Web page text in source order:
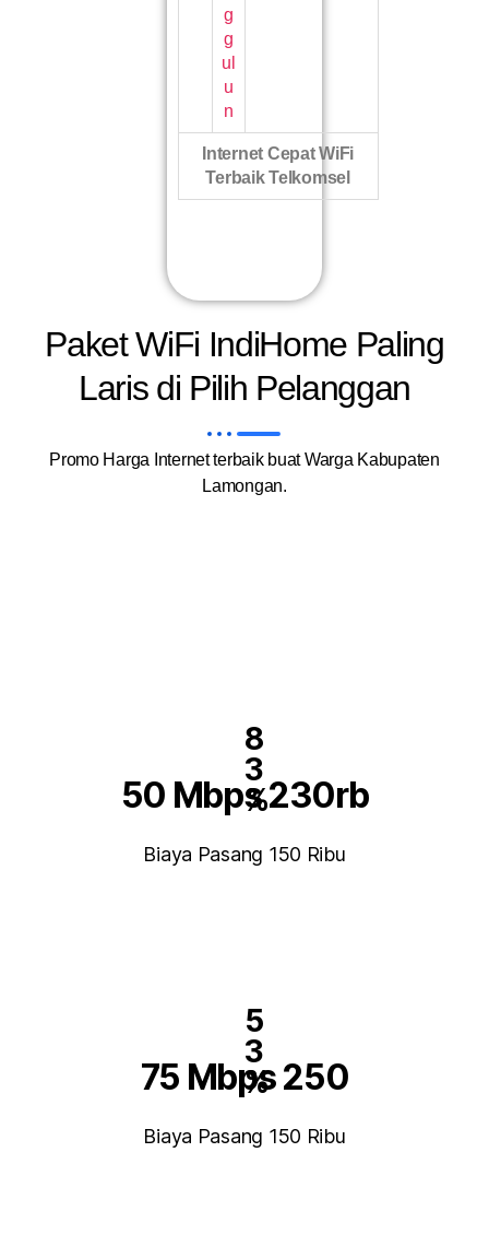
g
g
ul
u
n
Internet Cepat WiFi
Terbaik Telkomsel
Paket WiFi IndiHome Paling
Laris di Pilih Pelanggan
Promo Harga Internet terbaik buat Warga Kabupaten
Lamongan.
8
3
%
50 Mbps 230rb
Biaya Pasang 150 Ribu
5
3
%
75 Mbps 250
Biaya Pasang 150 Ribu